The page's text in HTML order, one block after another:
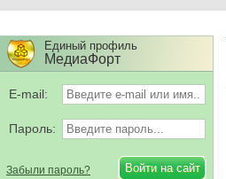
Единый профиль
МедиаФорт
E-mail:
Пароль:
Забыли пароль?